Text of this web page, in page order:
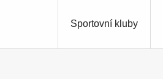
Sportovní kluby